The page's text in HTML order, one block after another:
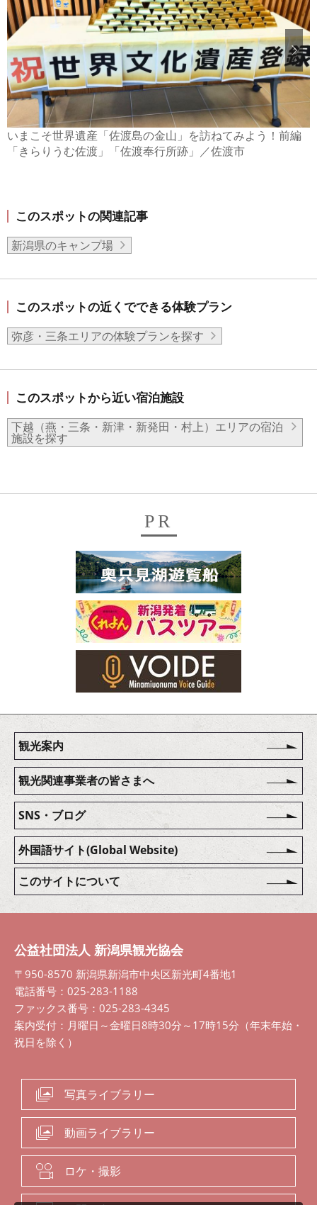
いまこそ世界遺産「佐渡島の金山」を訪ねてみよう！前編
「きらりうむ佐渡」「佐渡奉行所跡」／佐渡市
このスポットの関連記事
新潟県のキャンプ場
このスポットの近くでできる体験プラン
弥彦・三条エリアの体験プランを探す
このスポットから近い宿泊施設
下越（燕・三条・新津・新発田・村上）エリアの宿泊
施設を探す
PR
観光案内
観光関連事業者の皆さまへ
SNS・ブログ
外国語サイト(Global Website)
このサイトについて
公益社団法人 新潟県観光協会
〒950-8570 新潟県新潟市中央区新光町4番地1
電話番号：025-283-1188
ファックス番号：025-283-4345
案内受付：月曜日～金曜日8時30分～17時15分（年末年始・
祝日を除く）
写真ライブラリー
動画ライブラリー
ロケ・撮影